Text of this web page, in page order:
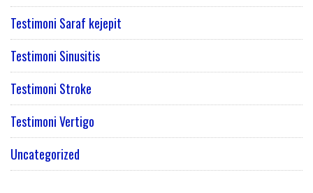
Testimoni Saraf kejepit
Testimoni Sinusitis
Testimoni Stroke
Testimoni Vertigo
Uncategorized